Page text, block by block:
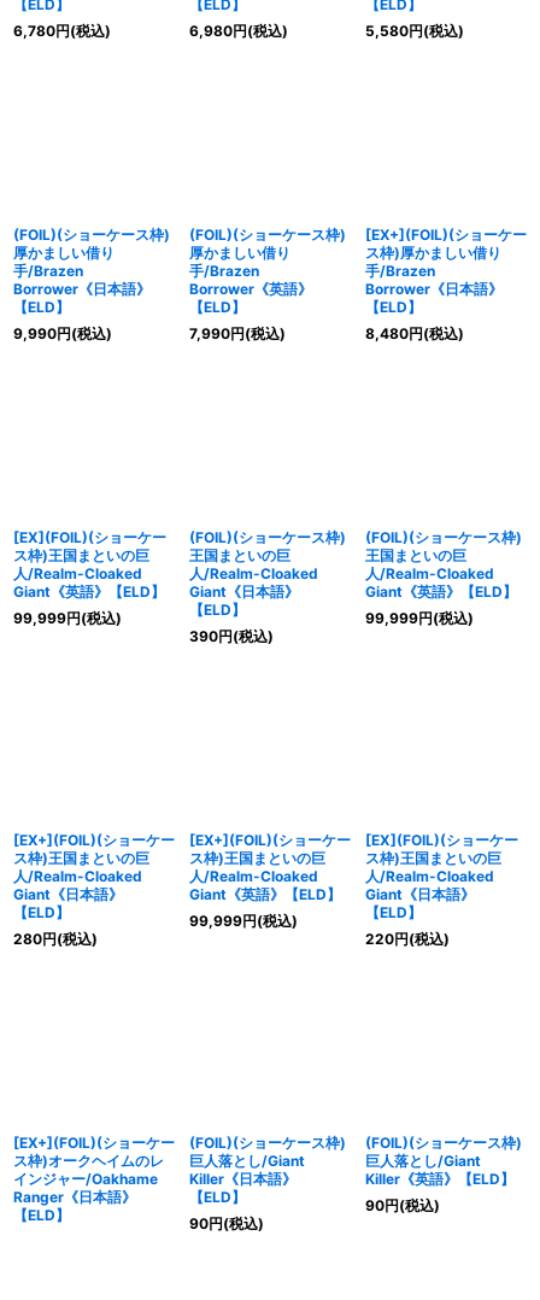
【ELD】
6,780円(税込)
【ELD】
6,980円(税込)
【ELD】
5,580円(税込)
(FOIL)(ショーケース枠)
厚かましい借り
手/Brazen
Borrower《日本語》
【ELD】
9,990円(税込)
(FOIL)(ショーケース枠)
厚かましい借り
手/Brazen
Borrower《英語》
【ELD】
7,990円(税込)
[EX+](FOIL)(ショーケー
ス枠)厚かましい借り
手/Brazen
Borrower《日本語》
【ELD】
8,480円(税込)
[EX](FOIL)(ショーケー
ス枠)王国まといの巨
人/Realm-Cloaked
Giant《英語》【ELD】
99,999円(税込)
(FOIL)(ショーケース枠)
王国まといの巨
人/Realm-Cloaked
Giant《日本語》
【ELD】
390円(税込)
(FOIL)(ショーケース枠)
王国まといの巨
人/Realm-Cloaked
Giant《英語》【ELD】
99,999円(税込)
[EX+](FOIL)(ショーケー
ス枠)王国まといの巨
人/Realm-Cloaked
Giant《日本語》
【ELD】
280円(税込)
[EX+](FOIL)(ショーケー
ス枠)王国まといの巨
人/Realm-Cloaked
Giant《英語》【ELD】
99,999円(税込)
[EX](FOIL)(ショーケー
ス枠)王国まといの巨
人/Realm-Cloaked
Giant《日本語》
【ELD】
220円(税込)
[EX+](FOIL)(ショーケー
ス枠)オークヘイムのレ
インジャー/Oakhame
Ranger《日本語》
【ELD】
(FOIL)(ショーケース枠)
巨人落とし/Giant
Killer《日本語》
【ELD】
90円(税込)
(FOIL)(ショーケース枠)
巨人落とし/Giant
Killer《英語》【ELD】
90円(税込)